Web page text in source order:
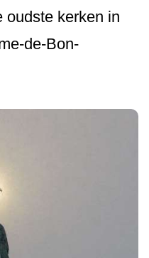
oudste kerken in
de-Bon-